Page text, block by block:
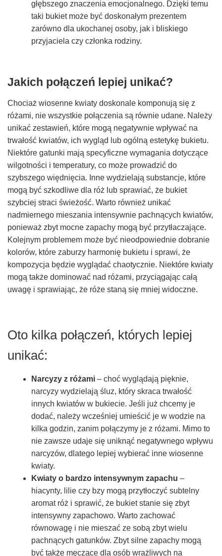
głębszego znaczenia emocjonalnego. Dzięki temu
taki bukiet może być doskonałym prezentem
zarówno dla ukochanej osoby, jak i bliskiego
przyjaciela czy członka rodziny.
Jakich połączeń lepiej unikać?
Chociaż wiosenne kwiaty doskonale komponują się z
różami, nie wszystkie połączenia są równie udane. Należy
unikać zestawień, które mogą negatywnie wpływać na
trwałość kwiatów, ich wygląd lub ogólną estetykę bukietu.
Niektóre gatunki mają specyficzne wymagania dotyczące
wilgotności i temperatury, co może prowadzić do
szybszego więdnięcia. Inne wydzielają substancje, które
mogą być szkodliwe dla róż lub sprawiać, że bukiet
szybciej straci świeżość. Warto również unikać
nadmiernego mieszania intensywnie pachnących kwiatów,
ponieważ zbyt mocne zapachy mogą być przytłaczające.
Kolejnym problemem może być nieodpowiednie dobranie
kolorów, które zaburzy harmonię bukietu i sprawi, że
kompozycja będzie wyglądać chaotycznie. Niektóre kwiaty
mogą także dominować nad różami, przyciągając całą
uwagę i sprawiając, że róże staną się mniej widoczne.
Oto kilka połączeń, których lepiej
unikać:
Narcyzy z różami – choć wyglądają pięknie,
narcyzy wydzielają śluz, który skraca trwałość
innych kwiatów w bukiecie. Jeśli już chcemy je
dodać, należy wcześniej umieścić je w wodzie na
kilka godzin, zanim połączymy je z różami. Mimo to
nie zawsze udaje się uniknąć negatywnego wpływu
narcyzów, dlatego lepiej wybierać inne wiosenne
kwiaty.
Kwiaty o bardzo intensywnym zapachu –
hiacynty, lilie czy bzy mogą przytłoczyć subtelny
aromat róż i sprawić, że bukiet stanie się zbyt
intensywny zapachowo. Warto zachować
równowagę i nie mieszać ze sobą zbyt wielu
pachnących gatunków. Zbyt silne zapachy mogą
być także męczące dla osób wrażliwych na